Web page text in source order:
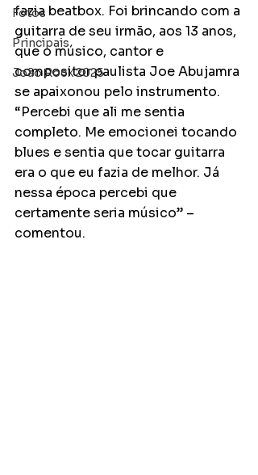
Fotos
Principais
João Rock 2025
fazia beatbox. Foi brincando com a
guitarra de seu irmão, aos 13 anos,
que o músico, cantor e
compositor paulista Joe Abujamra
se apaixonou pelo instrumento.
“Percebi que ali me sentia
completo. Me emocionei tocando
blues e sentia que tocar guitarra
era o que eu fazia de melhor. Já
nessa época percebi que
certamente seria músico” –
comentou.